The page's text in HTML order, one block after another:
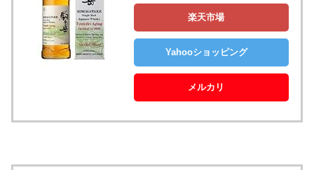
楽天市場
Yahooショッピング
メルカリ